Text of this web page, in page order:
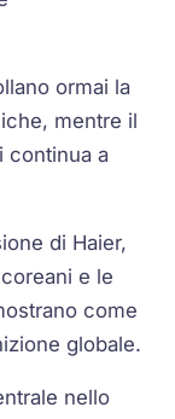
ormai la
mentre il
continua a
di Haier,
e le
come
globale.
nello